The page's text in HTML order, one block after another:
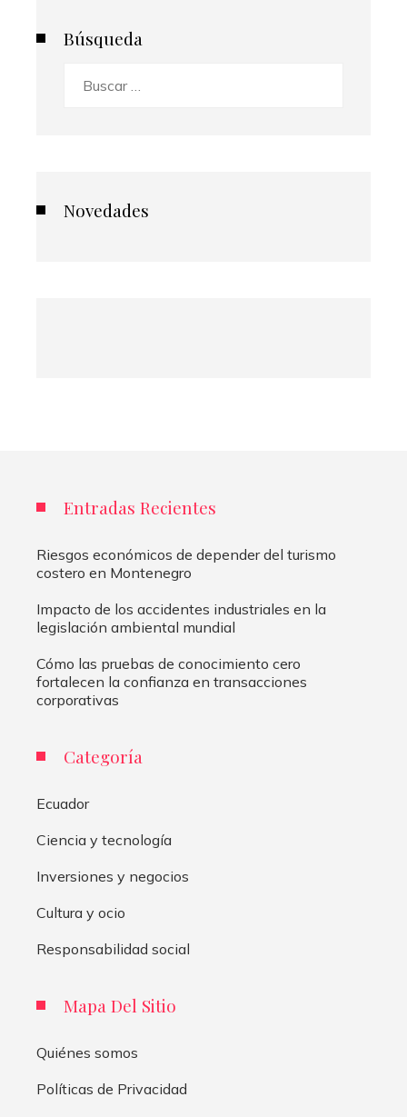
Búsqueda
Novedades
Entradas Recientes
Riesgos económicos de depender del turismo
costero en Montenegro
Impacto de los accidentes industriales en la
legislación ambiental mundial
Cómo las pruebas de conocimiento cero
fortalecen la confianza en transacciones
corporativas
Categoría
Ecuador
Ciencia y tecnología
Inversiones y negocios
Cultura y ocio
Responsabilidad social
Mapa Del Sitio
Quiénes somos
Políticas de Privacidad